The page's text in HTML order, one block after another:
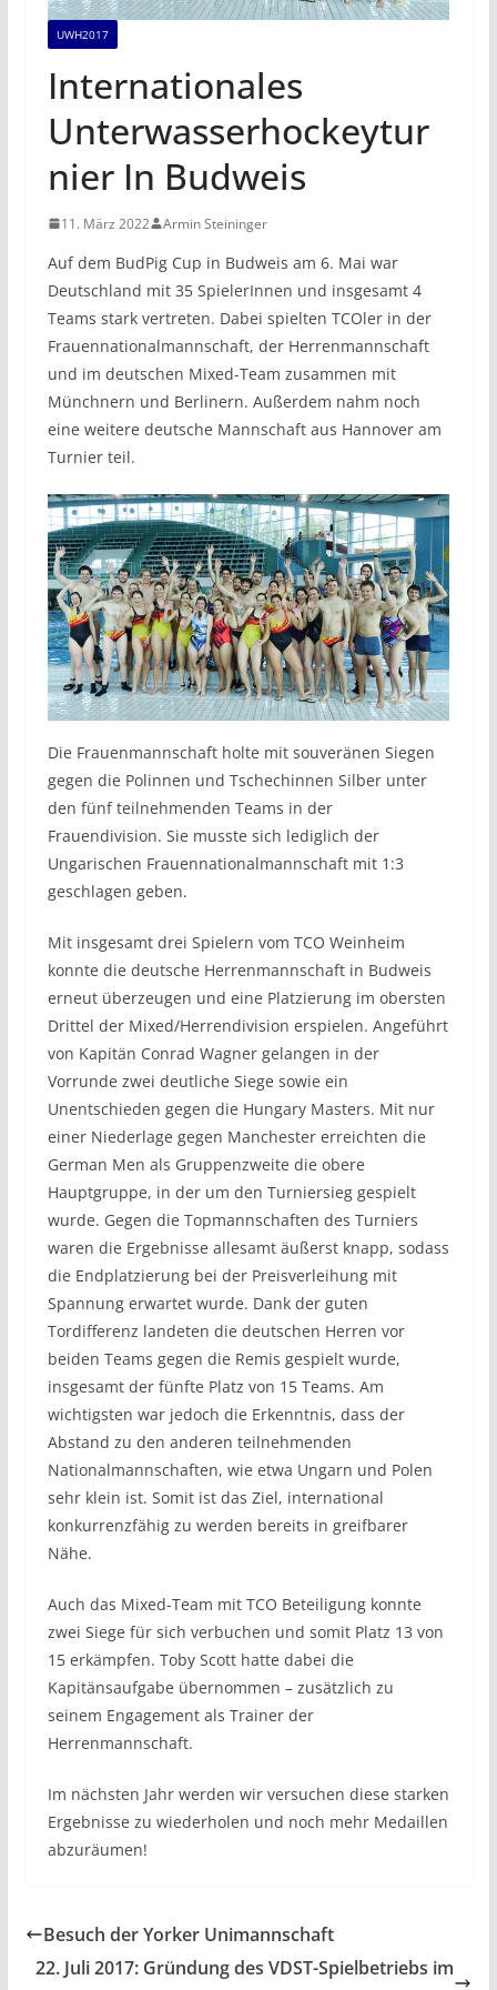
UWH2017
Internationales
Unterwasserhockeytur
nier In Budweis
11. März 2022 Armin Steininger
Auf dem BudPig Cup in Budweis am 6. Mai war
Deutschland mit 35 SpielerInnen und insgesamt 4
Teams stark vertreten. Dabei spielten TCOler in der
Frauennationalmannschaft, der Herrenmannschaft
und im deutschen Mixed-Team zusammen mit
Münchnern und Berlinern. Außerdem nahm noch
eine weitere deutsche Mannschaft aus Hannover am
Turnier teil.
Die Frauenmannschaft holte mit souveränen Siegen
gegen die Polinnen und Tschechinnen Silber unter
den fünf teilnehmenden Teams in der
Frauendivision. Sie musste sich lediglich der
Ungarischen Frauennationalmannschaft mit 1:3
geschlagen geben.
Mit insgesamt drei Spielern vom TCO Weinheim
konnte die deutsche Herrenmannschaft in Budweis
erneut überzeugen und eine Platzierung im obersten
Drittel der Mixed/Herrendivision erspielen. Angeführt
von Kapitän Conrad Wagner gelangen in der
Vorrunde zwei deutliche Siege sowie ein
Unentschieden gegen die Hungary Masters. Mit nur
einer Niederlage gegen Manchester erreichten die
German Men als Gruppenzweite die obere
Hauptgruppe, in der um den Turniersieg gespielt
wurde. Gegen die Topmannschaften des Turniers
waren die Ergebnisse allesamt äußerst knapp, sodass
die Endplatzierung bei der Preisverleihung mit
Spannung erwartet wurde. Dank der guten
Tordifferenz landeten die deutschen Herren vor
beiden Teams gegen die Remis gespielt wurde,
insgesamt der fünfte Platz von 15 Teams. Am
wichtigsten war jedoch die Erkenntnis, dass der
Abstand zu den anderen teilnehmenden
Nationalmannschaften, wie etwa Ungarn und Polen
sehr klein ist. Somit ist das Ziel, international
konkurrenzfähig zu werden bereits in greifbarer
Nähe.
Auch das Mixed-Team mit TCO Beteiligung konnte
zwei Siege für sich verbuchen und somit Platz 13 von
15 erkämpfen. Toby Scott hatte dabei die
Kapitänsaufgabe übernommen – zusätzlich zu
seinem Engagement als Trainer der
Herrenmannschaft.
Im nächsten Jahr werden wir versuchen diese starken
Ergebnisse zu wiederholen und noch mehr Medaillen
abzuräumen!
Besuch der Yorker Unimannschaft
22. Juli 2017: Gründung des VDST-Spielbetriebs im